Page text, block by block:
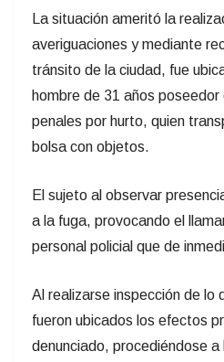
La situación ameritó la
averiguaciones y mediante
tránsito de la ciudad, fue
hombre de 31 años
penales por hurto, quien
bolsa con objetos.
El sujeto al observar
a la fuga, provocando el
personal policial que de
Al realizarse inspección de lo
fueron ubicados los efectos
denunciado, procediéndose a